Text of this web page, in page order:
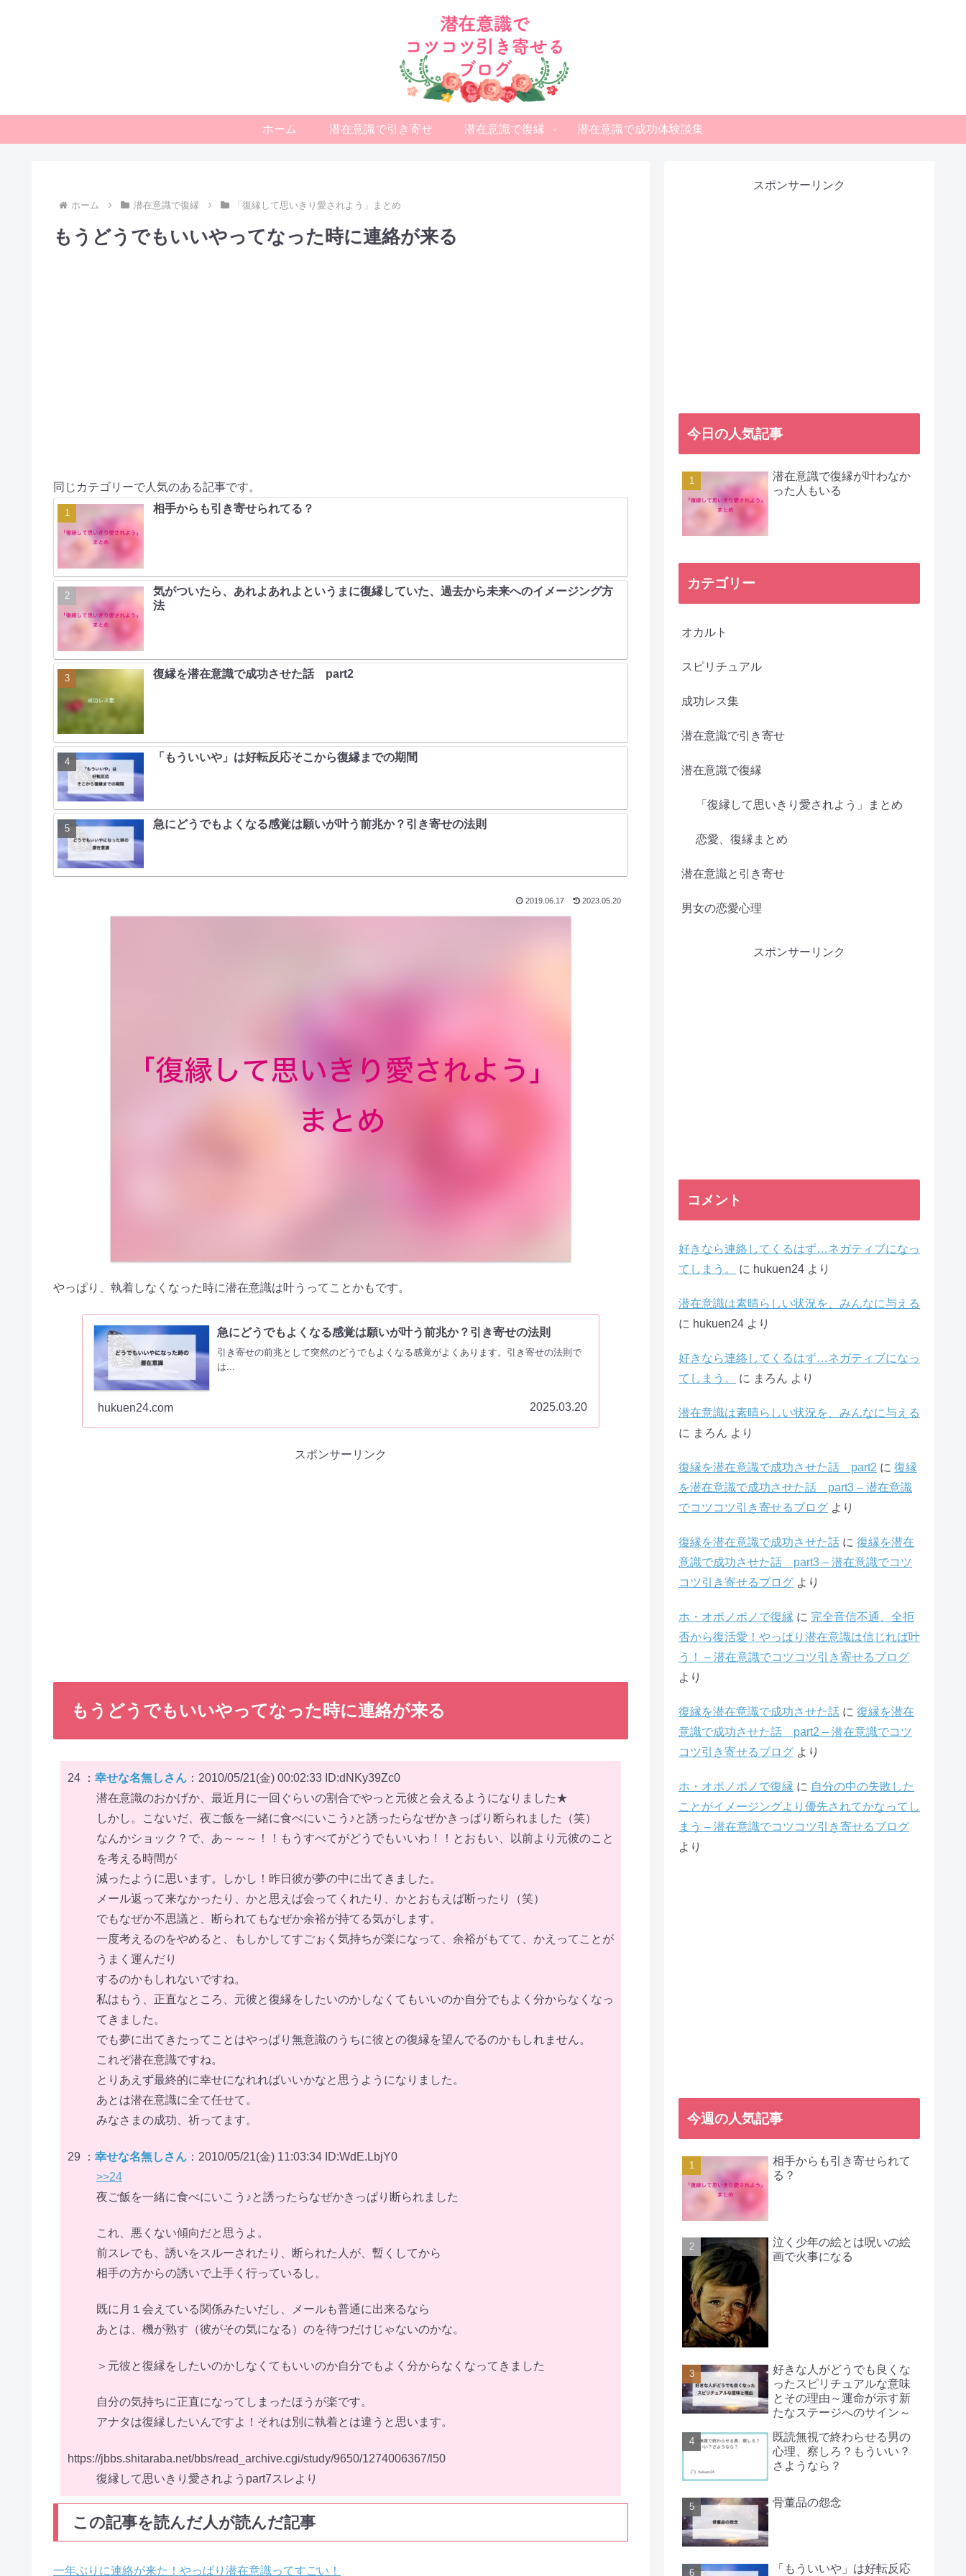
ホーム 潜在意識で引き寄せ 潜在意識で復縁 潜在意識で成功体験談集
ホーム 潜在意識で復縁 「復縁して思いきり愛されよう」まとめ
もうどうでもいいやってなった時に連絡が来る
同じカテゴリーで人気のある記事です。
相手からも引き寄せられてる？
気がついたら、あれよあれよというまに復縁していた、過去から未来へのイメージング方
法
復縁を潜在意識で成功させた話 part2
「もういいや」は好転反応そこから復縁までの期間
急にどうでもよくなる感覚は願いが叶う前兆か？引き寄せの法則
2019.06.17 2023.05.20
やっぱり、執着しなくなった時に潜在意識は叶うってことかもです。
急にどうでもよくなる感覚は願いが叶う前兆か？引き寄せの法則
引き寄せの前兆として突然のどうでもよくなる感覚がよくあります。引き寄せの法則で
は...
hukuen24.com 2025.03.20
スポンサーリンク
もうどうでもいいやってなった時に連絡が来る
24 ： 幸せな名無しさん ：2010/05/21(金) 00:02:33 ID:dNKy39Zc0
潜在意識のおかげか、最近月に一回ぐらいの割合でやっと元彼と会えるようになりました★
しかし。こないだ、夜ご飯を一緒に食べにいこう♪と誘ったらなぜかきっぱり断られました（笑）
なんかショック？で、あ～～～！！もうすべてがどうでもいいわ！！とおもい、以前より元彼のこと
を考える時間が
減ったように思います。しかし！昨日彼が夢の中に出てきました。
メール返って来なかったり、かと思えば会ってくれたり、かとおもえば断ったり（笑）
でもなぜか不思議と、断られてもなぜか余裕が持てる気がします。
一度考えるのをやめると、もしかしてすごぉく気持ちが楽になって、余裕がもてて、かえってことが
うまく運んだり
するのかもしれないですね。
私はもう、正直なところ、元彼と復縁をしたいのかしなくてもいいのか自分でもよく分からなくなっ
てきました。
でも夢に出てきたってことはやっぱり無意識のうちに彼との復縁を望んでるのかもしれません。
これぞ潜在意識ですね。
とりあえず最終的に幸せになれればいいかなと思うようになりました。
あとは潜在意識に全て任せて。
みなさまの成功、祈ってます。
29 ： 幸せな名無しさん ：2010/05/21(金) 11:03:34 ID:WdE.LbjY0
>>24
夜ご飯を一緒に食べにいこう♪と誘ったらなぜかきっぱり断られました
これ、悪くない傾向だと思うよ。
前スレでも、誘いをスルーされたり、断られた人が、暫くしてから
相手の方からの誘いで上手く行っているし。
既に月１会えている関係みたいだし、メールも普通に出来るなら
あとは、機が熟す（彼がその気になる）のを待つだけじゃないのかな。
＞元彼と復縁をしたいのかしなくてもいいのか自分でもよく分からなくなってきました
自分の気持ちに正直になってしまったほうが楽です。
アナタは復縁したいんですよ！それは別に執着とは違うと思います。
https://jbbs.shitaraba.net/bbs/read_archive.cgi/study/9650/1274006367/l50
復縁して思いきり愛されようpart7スレより
この記事を読んだ人が読んだ記事
一年ぶりに連絡が来た！やっぱり潜在意識ってすごい！
スポンサーリンク
今日の人気記事
潜在意識で復縁が叶わなか
った人もいる
カテゴリー
オカルト
スピリチュアル
成功レス集
潜在意識で引き寄せ
潜在意識で復縁
「復縁して思いきり愛されよう」まとめ
恋愛、復縁まとめ
潜在意識と引き寄せ
男女の恋愛心理
スポンサーリンク
コメント
好きなら連絡してくるはず…ネガティブになっ
てしまう。
に hukuen24 より
潜在意識は素晴らしい状況を、みんなに与える
に hukuen24 より
好きなら連絡してくるはず…ネガティブになっ
てしまう。
に まろん より
潜在意識は素晴らしい状況を、みんなに与える
に まろん より
復縁を潜在意識で成功させた話 part2 に 復縁
を潜在意識で成功させた話 part3 – 潜在意識
でコツコツ引き寄せるブログ より
復縁を潜在意識で成功させた話 に 復縁を潜在
意識で成功させた話 part3 – 潜在意識でコツ
コツ引き寄せるブログ より
ホ・オポノポノで復縁 に 完全音信不通、全拒
否から復活愛！やっぱり潜在意識は信じれば叶
う！ – 潜在意識でコツコツ引き寄せるブログ
より
復縁を潜在意識で成功させた話 に 復縁を潜在
意識で成功させた話 part2 – 潜在意識でコツ
コツ引き寄せるブログ より
ホ・オポノポノで復縁 に 自分の中の失敗した
ことがイメージングより優先されてかなってし
まう – 潜在意識でコツコツ引き寄せるブログ
より
今週の人気記事
相手からも引き寄せられて
る？
泣く少年の絵とは呪いの絵
画で火事になる
好きな人がどうでも良くな
ったスピリチュアルな意味
とその理由～運命が示す新
たなステージへのサイン～
既読無視で終わらせる男の
心理、察しろ？もういい？
さようなら？
骨董品の怨念
「もういいや」は好転反応